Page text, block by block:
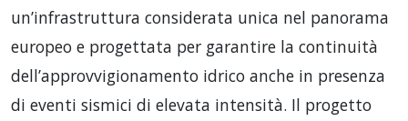
un’infrastruttura considerata unica nel panorama
europeo e progettata per garantire la continuità
dell’approvvigionamento idrico anche in presenza
di eventi sismici di elevata intensità. Il progetto